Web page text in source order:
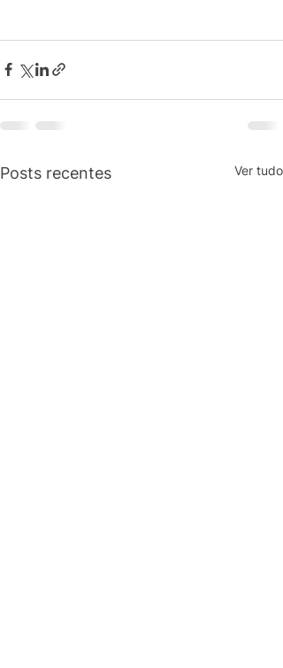
Posts recentes Ver tudo